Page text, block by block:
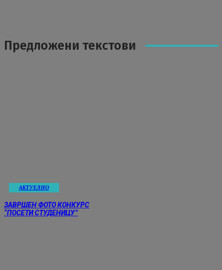
Предложени текстови
АКТУЕЛНО
ЗАВРШЕН ФОТО КОНКУРС
“ПОСЕТИ СТУДЕНИЦУ”